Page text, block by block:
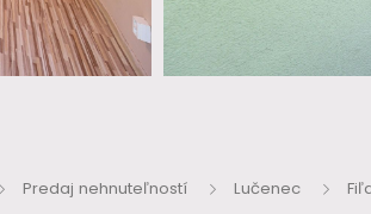
Predaj nehnuteľností Lučenec